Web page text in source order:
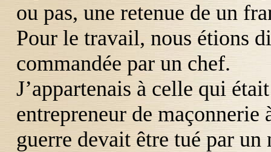
ou pas, une retenue de un
Pour le travail, nous étions
commandée par un chef.
J’appartenais à celle qui
entrepreneur de
guerre devait être tué par un